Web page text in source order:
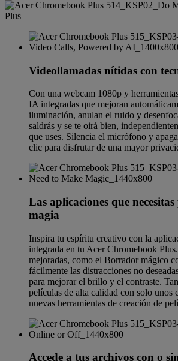
Videollamadas nítidas con
Con una webcam 1080p y
IA integradas que mejoran
iluminación, anulan el ruido y
saldrás y se te oirá bien,
que uses. Silencia el micrófono y
clic para disfrutar de una mayor
Las aplicaciones que
magia
Inspira tu espíritu creativo con la
integrada en tu Acer Chromebook
mejoradas, como el Borrador mágico
fácilmente las distracciones no
para mejorar el brillo y el contraste.
películas de alta calidad con solo unos
nuevas herramientas de creación de
Accede a tus archivos con o